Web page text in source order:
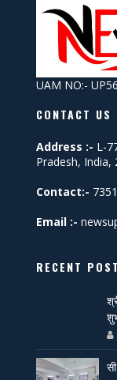
UAM NO:-
CONTACT US
Address :- L-
Pradesh, India,
Contact:-
Email :-
RECENT POST